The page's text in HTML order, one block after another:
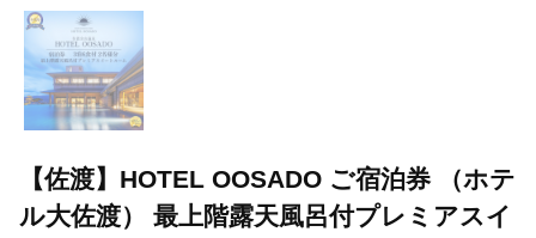
【佐渡】HOTEL OOSADO ご宿泊券 （ホテ
ル大佐渡） 最上階露天風呂付プレミアスイ